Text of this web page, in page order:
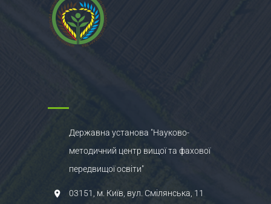
Державна установа "Науково-
методичний центр вищої та фахової
передвищої освіти"
03151, м. Київ, вул. Смілянська, 11